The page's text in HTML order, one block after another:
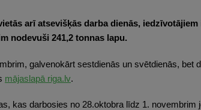
arī atsevišķās darba dienās,
nodevuši 241,2 tonnas lapu.
galvenokārt sestdienās un svētdienās, bet
mājaslapā riga.lv.
kas darbosies no 28.oktobra līdz 1. novembrim